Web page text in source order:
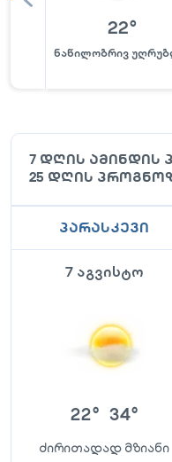
22°
ნაწილობრივ
7 დღის ამინდის
25 დღის
პარასკევი
7 აგვისტო
22° 34°
ძირითადად მზიანი